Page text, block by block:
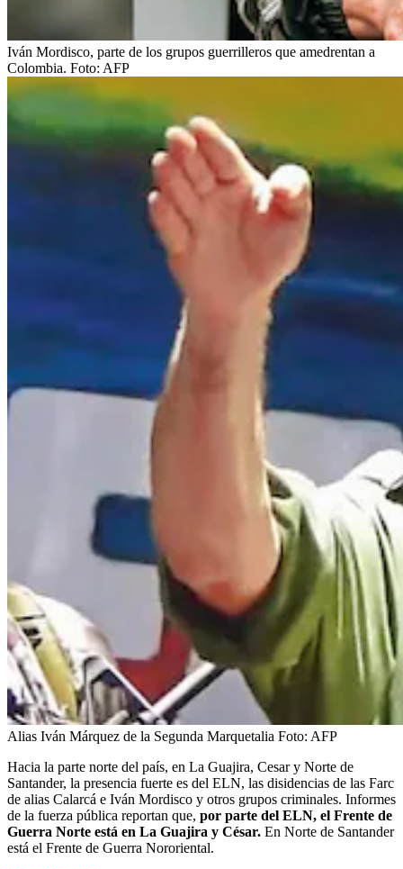
Iván Mordisco, parte de los grupos guerrilleros que amedrentan a
Colombia. Foto: AFP
Alias Iván Márquez de la Segunda Marquetalia Foto: AFP
Hacia la parte norte del país, en La Guajira, Cesar y Norte de
Santander, la presencia fuerte es del ELN, las disidencias de las Farc
de alias Calarcá e Iván Mordisco y otros grupos criminales. Informes
de la fuerza pública reportan que, por parte del ELN, el Frente de
Guerra Norte está en La Guajira y César. En Norte de Santander
está el Frente de Guerra Nororiental.